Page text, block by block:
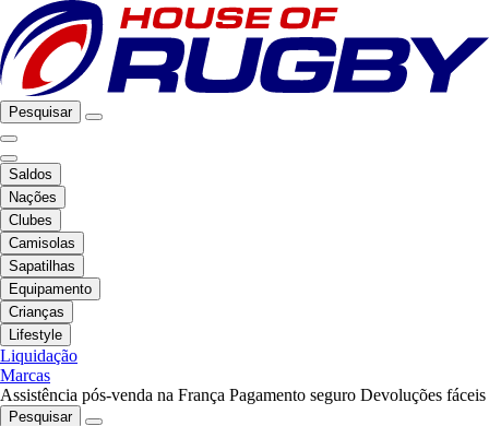
Pesquisar
Saldos
Nações
Clubes
Camisolas
Sapatilhas
Equipamento
Crianças
Lifestyle
Liquidação
Marcas
Assistência pós-venda na França Pagamento seguro Devoluções fáceis
Pesquisar